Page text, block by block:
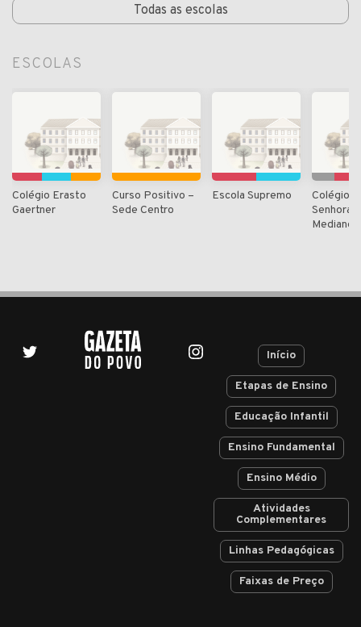
Todas as escolas
ESCOLAS
Colégio Erasto
Gaertner
Curso Positivo –
Sede Centro
Escola Supremo
Colégio
Senhora
Início
Etapas de Ensino
Educação Infantil
Ensino Fundamental
Ensino Médio
Atividades
Complementares
Linhas Pedagógicas
Faixas de Preço